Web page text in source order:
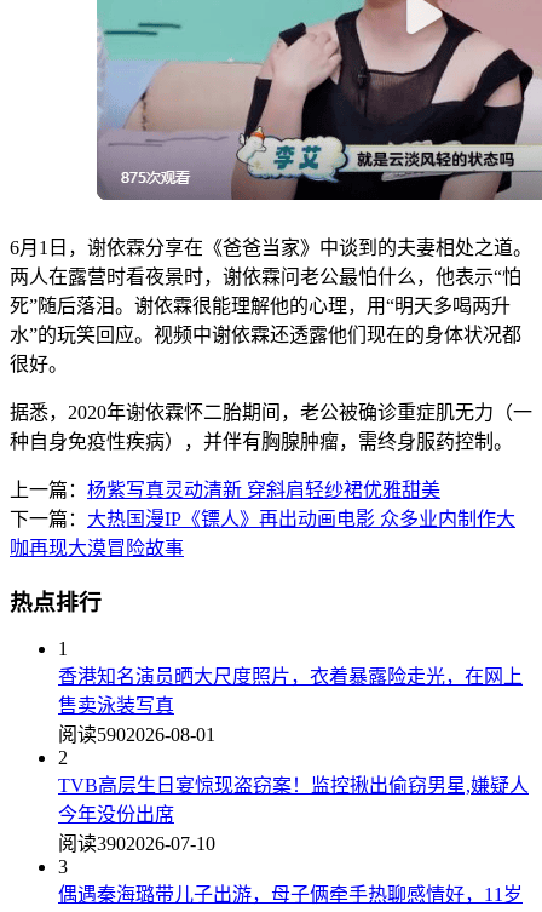
6月1日，谢依霖分享在《爸爸当家》中谈到的夫妻相处之道。
两人在露营时看夜景时，谢依霖问老公最怕什么，他表示“怕
死”随后落泪。谢依霖很能理解他的心理，用“明天多喝两升
水”的玩笑回应。视频中谢依霖还透露他们现在的身体状况都
很好。
据悉，2020年谢依霖怀二胎期间，老公被确诊重症肌无力（一
种自身免疫性疾病），并伴有胸腺肿瘤，需终身服药控制。
上一篇： 杨紫写真灵动清新 穿斜肩轻纱裙优雅甜美
下一篇： 大热国漫IP《镖人》再出动画电影 众多业内制作大
咖再现大漠冒险故事
热点排行
1
香港知名演员晒大尺度照片，衣着暴露险走光，在网上
售卖泳装写真
阅读5902026-08-01
2
TVB高层生日宴惊现盗窃案！监控揪出偷窃男星,嫌疑人
今年没份出席
阅读3902026-07-10
3
偶遇秦海璐带儿子出游，母子俩牵手热聊感情好，11岁